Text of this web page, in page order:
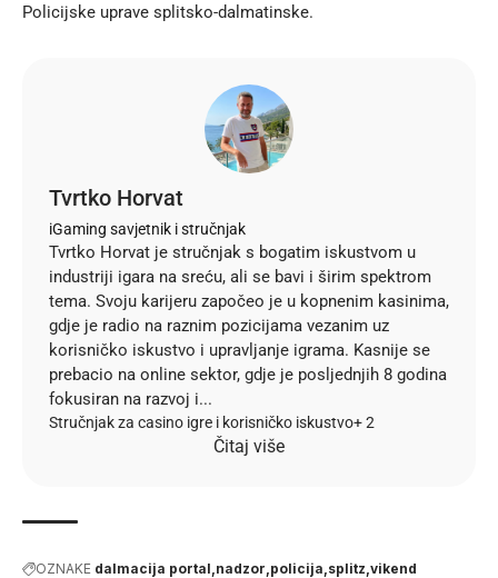
Policijske uprave splitsko-dalmatinske.
Tvrtko Horvat
iGaming savjetnik i stručnjak
Tvrtko Horvat je stručnjak s bogatim iskustvom u
industriji igara na sreću, ali se bavi i širim spektrom
tema. Svoju karijeru započeo je u kopnenim kasinima,
gdje je radio na raznim pozicijama vezanim uz
korisničko iskustvo i upravljanje igrama. Kasnije se
prebacio na online sektor, gdje je posljednjih 8 godina
fokusiran na razvoj i...
Stručnjak za casino igre i korisničko iskustvo+ 2
Čitaj više
OZNAKE dalmacija portal nadzor policija splitz vikend